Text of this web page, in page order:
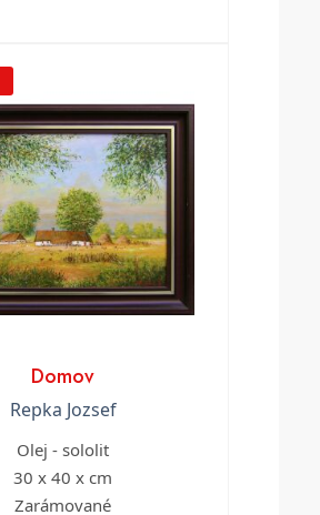
Domov
Repka Jozsef
Olej - sololit
30 x 40 x cm
Zarámované